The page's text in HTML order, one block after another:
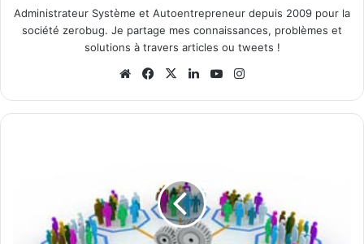
Administrateur Système et Autoentrepreneur depuis 2009 pour la
société zerobug. Je partage mes connaissances, problèmes et
solutions à travers articles ou tweets !
We
te
Fa
bo
X
Lin
din
Yo
ub
ra